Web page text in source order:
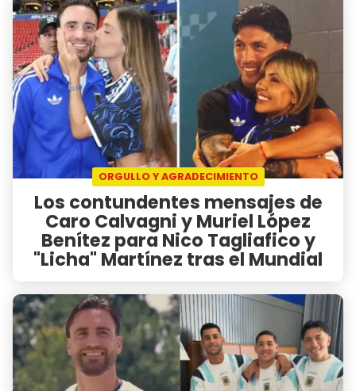
ORGULLO Y AGRADECIMIENTO
Los contundentes mensajes de
Caro Calvagni y Muriel López
Benítez para Nico Tagliafico y
"Licha" Martínez tras el Mundial